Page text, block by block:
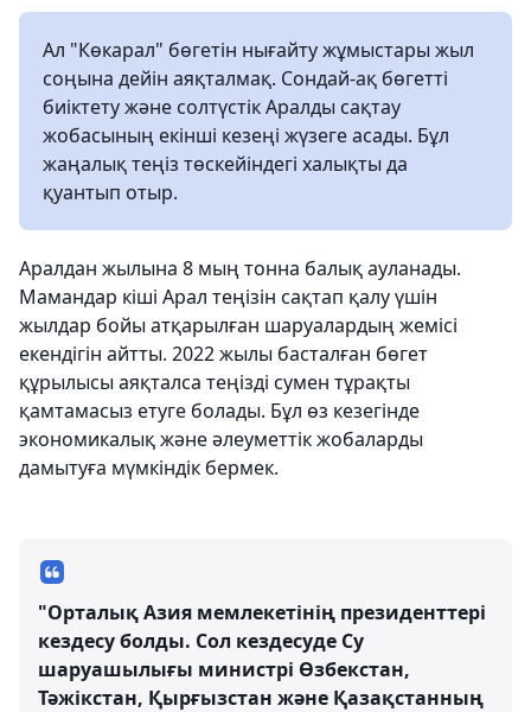
Ал "Көкарал" бөгетін нығайту жұмыстары жыл
соңына дейін аяқталмақ. Сондай-ақ бөгетті
биіктету және солтүстік Аралды сақтау
жобасының екінші кезеңі жүзеге асады. Бұл
жаңалық теңіз төскейіндегі халықты да
қуантып отыр.
Аралдан жылына 8 мың тонна балық ауланады.
Мамандар кіші Арал теңізін сақтап қалу үшін
жылдар бойы атқарылған шаруалардың жемісі
екендігін айтты. 2022 жылы басталған бөгет
құрылысы аяқталса теңізді сумен тұрақты
қамтамасыз етуге болады. Бұл өз кезегінде
экономикалық және әлеуметтік жобаларды
дамытуға мүмкіндік бермек.
"Орталық Азия мемлекетінің президенттері
кездесу болды. Сол кездесуде Су
шаруашылығы министрі Өзбекстан,
Тәжікстан, Қырғызстан және Қазақстанның